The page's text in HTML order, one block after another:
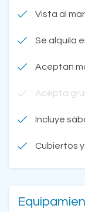
Vista al mar
Se alquila
Aceptan
Acepta
Incluye
Cubiertos